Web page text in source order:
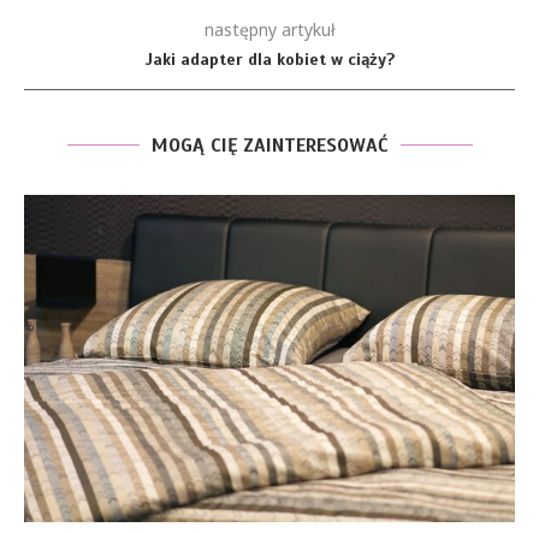
następny artykuł
Jaki adapter dla kobiet w ciąży?
MOGĄ CIĘ ZAINTERESOWAĆ